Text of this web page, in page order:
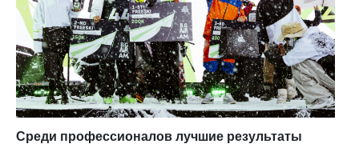
Среди профессионалов лучшие результаты